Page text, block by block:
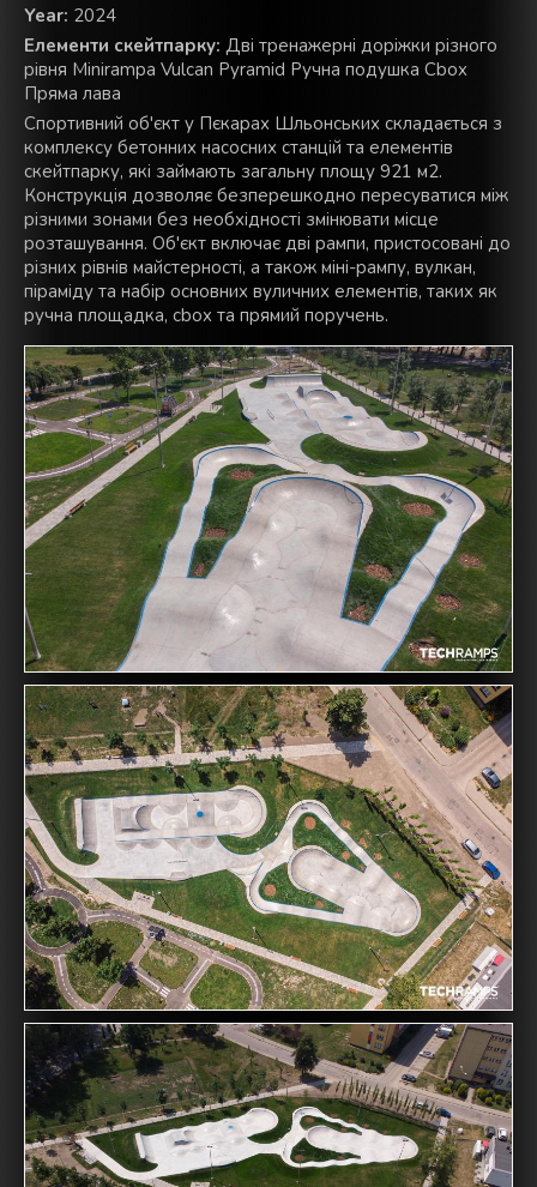
Year: 2024
Елементи скейтпарку: Дві тренажерні доріжки різного
рівня Minirampa Vulcan Pyramid Ручна подушка Cbox
Пряма лава
Спортивний об'єкт у Пєкарах Шльонських складається з
комплексу бетонних насосних станцій та елементів
скейтпарку, які займають загальну площу 921 м2.
Конструкція дозволяє безперешкодно пересуватися між
різними зонами без необхідності змінювати місце
розташування. Об'єкт включає дві рампи, пристосовані до
різних рівнів майстерності, а також міні-рампу, вулкан,
піраміду та набір основних вуличних елементів, таких як
ручна площадка, cbox та прямий поручень.